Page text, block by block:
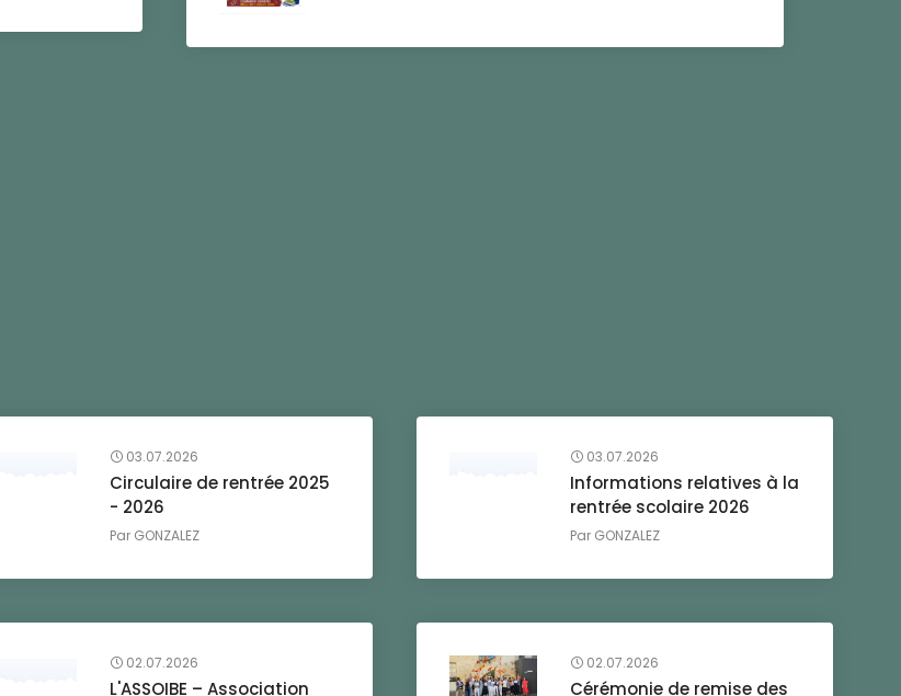
03.07.2026
Circulaire de rentrée 2025
- 2026
Par GONZALEZ
03.07.2026
Informations relatives à la
rentrée scolaire 2026
Par GONZALEZ
02.07.2026
L'ASSOIBE – Association
02.07.2026
Cérémonie de remise des